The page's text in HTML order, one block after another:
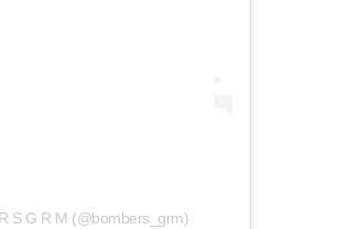
S G R M (@bombers_grm)